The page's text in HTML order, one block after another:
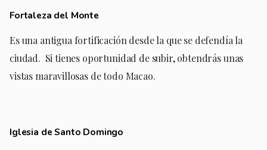
Fortaleza del Monte
Es una antigua fortificación desde la que se defendía la
ciudad. Si tienes oportunidad de subir, obtendrás unas
vistas maravillosas de todo Macao.
Iglesia de Santo Domingo